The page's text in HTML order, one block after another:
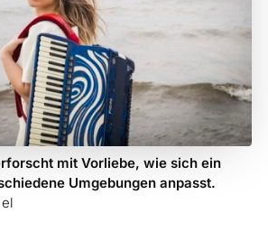
mit Vorliebe, wie sich ein
Umgebungen anpasst.